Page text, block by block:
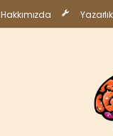
Hakkımızda